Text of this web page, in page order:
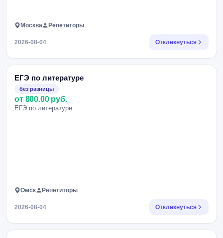
Москва Репетиторы
2026-08-04 Откликнуться
ЕГЭ по литературе
без разницы
от 800.00 руб.
ЕГЭ по литературе
Омск Репетиторы
2026-08-04 Откликнуться